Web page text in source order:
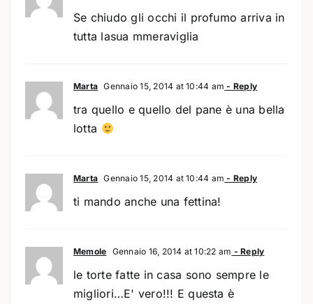
Se chiudo gli occhi il profumo arriva in
tutta lasua mmeraviglia
Marta Gennaio 15, 2014 at 10:44 am - Reply
tra quello e quello del pane è una bella
lotta
Marta Gennaio 15, 2014 at 10:44 am - Reply
ti mando anche una fettina!
Memole Gennaio 16, 2014 at 10:22 am - Reply
le torte fatte in casa sono sempre le
migliori…E' vero!!! E questa è